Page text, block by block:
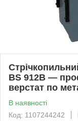
BS 912B —
верстат по
В наявності
Код: 1107244242